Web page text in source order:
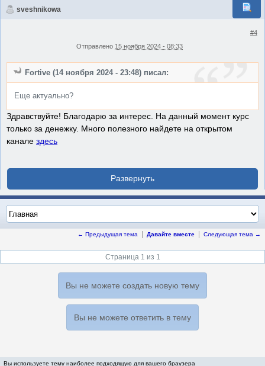
sveshnikowa
#4
Отправлено 15 ноября 2024 - 08:33
Fortive (14 ноября 2024 - 23:48) писал:
Еще актуально?
Здравствуйте! Благодарю за интерес. На данный момент курс
только за денежку. Много полезного найдете на открытом
канале здесь
← Предыдущая тема Давайте вместе Следующая тема →
Страница 1 из 1
Вы не можете создать новую тему
Вы не можете ответить в тему
Вы используете тему наиболее подходящую для вашего браузера